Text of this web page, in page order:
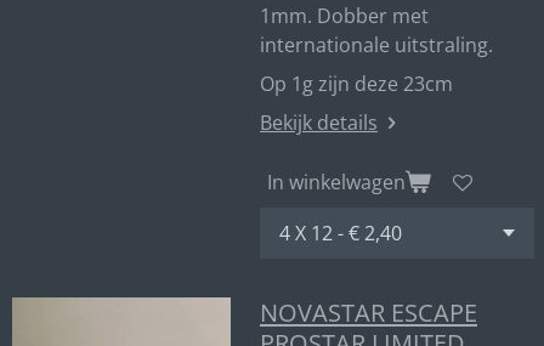
1mm. Dobber met
internationale uitstraling.
Op 1g zijn deze 23cm
Bekijk details
In winkelwagen
NOVASTAR ESCAPE